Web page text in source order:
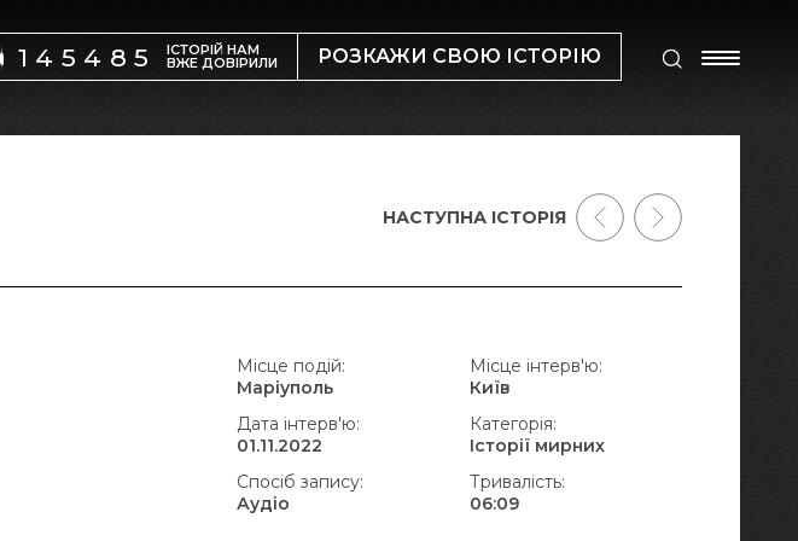
145485 ІСТОРІЙ НАМ
ВЖЕ ДОВІРИЛИ РОЗКАЖИ СВОЮ ІСТОРІЮ
Місце подій:
Маріуполь
Місце інтерв'ю:
Київ
Дата інтерв'ю:
01.11.2022
Категорія:
Історії мирних
Спосіб запису:
Аудіо
Тривалість:
06:09
НАСТУПНА ІСТОРІЯ